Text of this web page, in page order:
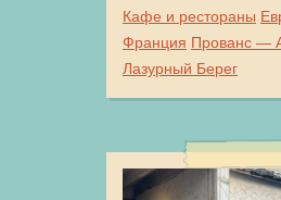
Кафе и рестораны
Франция Прованс —
Лазурный Берег